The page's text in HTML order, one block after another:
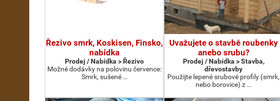
Řezivo smrk, Koskisen, Finsko,
nabídka
Prodej / Nabídka > Řezivo
Možné dodávky na polovinu července:
Smrk, sušené …
Uvažujete o stavbě roubenky
anebo srubu?
Prodej / Nabídka > Stavba,
dřevostavby
Použijte lepené srubové profily (smrk,
nebo borovice) z …